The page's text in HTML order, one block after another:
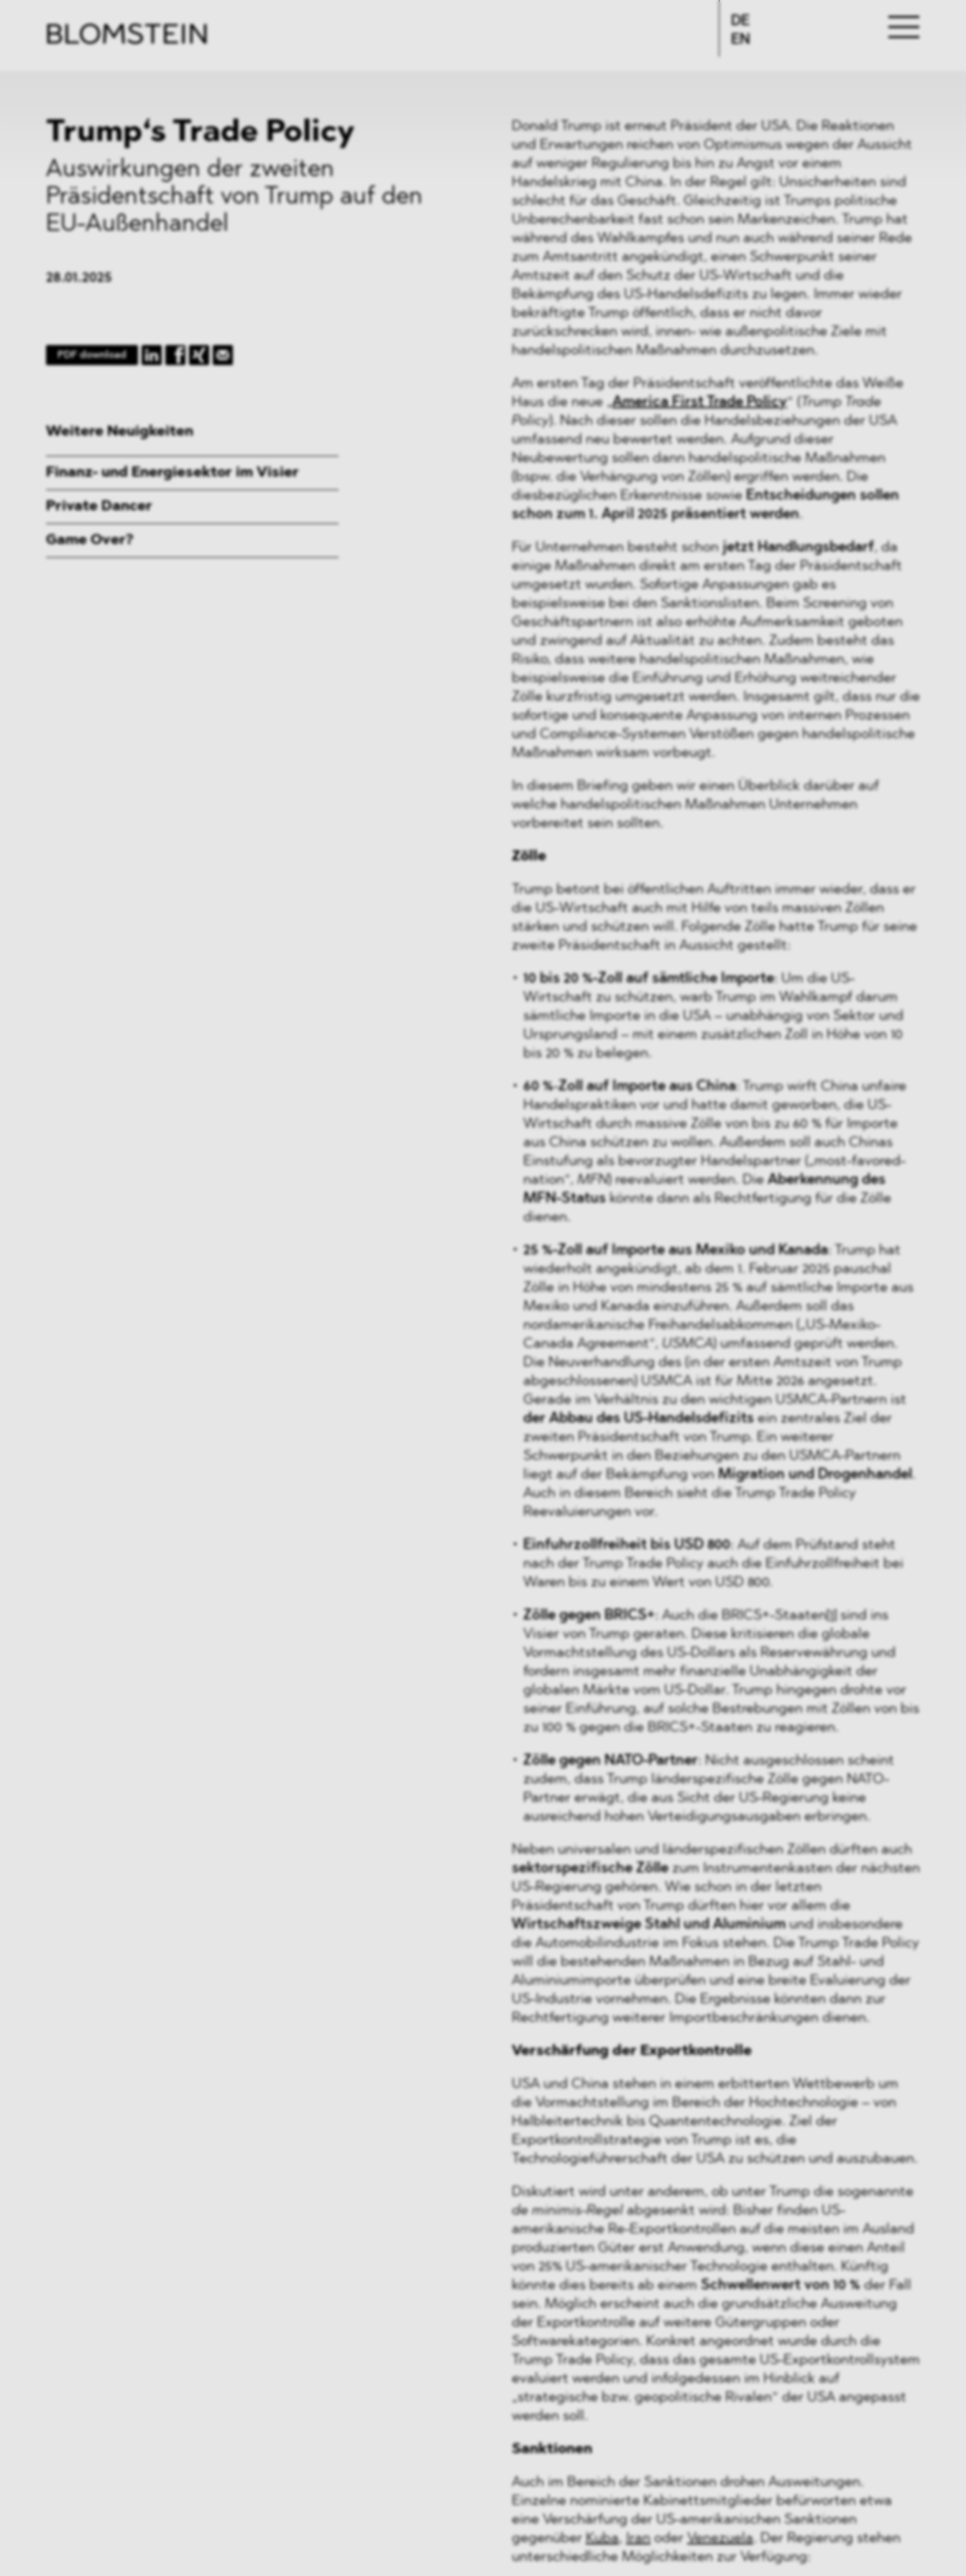
DE
EN
Trump‘s Trade Policy
Auswirkungen der zweiten
Präsidentschaft von Trump auf den
EU-Außenhandel
28.01.2025
PDF download
Donald Trump ist erneut Präsident der USA. Die Reaktionen
und Erwartungen reichen von Optimismus wegen der Aussicht
auf weniger Regulierung bis hin zu Angst vor einem
Handelskrieg mit China. In der Regel gilt: Unsicherheiten sind
schlecht für das Geschäft. Gleichzeitig ist Trumps politische
Unberechenbarkeit fast schon sein Markenzeichen. Trump hat
während des Wahlkampfes und nun auch während seiner Rede
zum Amtsantritt angekündigt, einen Schwerpunkt seiner
Amtszeit auf den Schutz der US-Wirtschaft und die
Bekämpfung des US-Handelsdefizits zu legen. Immer wieder
bekräftigte Trump öffentlich, dass er nicht davor
zurückschrecken wird, innen- wie außenpolitische Ziele mit
handelspolitischen Maßnahmen durchzusetzen.
Am ersten Tag der Präsidentschaft veröffentlichte das Weiße
Haus die neue „America First Trade Policy“ (
Trump Trade
Policy ). Nach dieser sollen die Handelsbeziehungen der USA
umfassend neu bewertet werden. Aufgrund dieser
Neubewertung sollen dann handelspolitische Maßnahmen
(bspw. die Verhängung von Zöllen) ergriffen werden. Die
diesbezüglichen Erkenntnisse sowieEntscheidungen sollen
schon zum 1. April 2025 präsentiert werden.
Für Unternehmen besteht schon jetzt Handlungsbedarf, da
einige Maßnahmen direkt am ersten Tag der Präsidentschaft
umgesetzt wurden. Sofortige Anpassungen gab es
beispielsweise bei den Sanktionslisten. Beim Screening von
Geschäftspartnern ist also erhöhte Aufmerksamkeit geboten
und zwingend auf Aktualität zu achten. Zudem besteht das
Risiko, dass weitere handelspolitischen Maßnahmen, wie
beispielsweise die Einführung und Erhöhung weitreichender
Zölle kurzfristig umgesetzt werden. Insgesamt gilt, dass nur die
sofortige und konsequente Anpassung von internen Prozessen
und Compliance-Systemen Verstößen gegen handelspolitische
Maßnahmen wirksam vorbeugt.
In diesem Briefing geben wir einen Überblick darüber auf
welche handelspolitischen Maßnahmen Unternehmen
vorbereitet sein sollten.
Zölle
Trump betont bei öffentlichen Auftritten immer wieder, dass er
die US-Wirtschaft auch mit Hilfe von teils massiven Zöllen
stärken und schützen will. Folgende Zölle hatte Trump für seine
zweite Präsidentschaft in Aussicht gestellt:
10 bis 20 %-Zoll auf sämtliche Importe: Um die US-
Wirtschaft zu schützen, warb Trump im Wahlkampf darum
sämtliche Importe in die USA – unabhängig von Sektor und
Ursprungsland – mit einem zusätzlichen Zoll in Höhe von 10
bis 20 % zu belegen.
60 %-Zoll auf Importe aus China: Trump wirft China unfaire
Handelspraktiken vor und hatte damit geworben, die US-
Wirtschaft durch massive Zölle von bis zu 60 % für Importe
aus China schützen zu wollen. Außerdem soll auch Chinas
Einstufung als bevorzugter Handelspartner („most-favored-
nation“, MFN) reevaluiert werden. DieAberkennung des
MFN-Statuskönnte dann als Rechtfertigung für die Zölle
dienen.
25 %-Zoll auf Importe aus Mexiko und Kanada: Trump hat
wiederholt angekündigt, ab dem 1. Februar 2025 pauschal
Zölle in Höhe von mindestens 25 % auf sämtliche Importe aus
Mexiko und Kanada einzuführen. Außerdem soll das
nordamerikanische Freihandelsabkommen („US-Mexiko-
Canada Agreement“, USMCA) umfassend geprüft werden.
Die Neuverhandlung des (in der ersten Amtszeit von Trump
abgeschlossenen) USMCA ist für Mitte 2026 angesetzt.
Gerade im Verhältnis zu den wichtigen USMCA-Partnern ist
der Abbau des US-Handelsdefizitsein zentrales Ziel der
zweiten Präsidentschaft von Trump. Ein weiterer
Schwerpunkt in den Beziehungen zu den USMCA-Partnern
liegt auf der Bekämpfung von Migration und Drogenhandel.
Auch in diesem Bereich sieht die Trump Trade Policy
Reevaluierungen vor.
Einfuhrzollfreiheit bis USD 800: Auf dem Prüfstand steht
nach der Trump Trade Policy auch die Einfuhrzollfreiheit bei
Waren bis zu einem Wert von USD 800.
Zölle gegen BRICS+: Auch die BRICS+-Staaten[1]
sind ins
Visier von Trump geraten. Diese kritisieren die globale
Vormachtstellung des US-Dollars als Reservewährung und
fordern insgesamt mehr finanzielle Unabhängigkeit der
globalen Märkte vom US-Dollar. Trump hingegen drohte vor
seiner Einführung, auf solche Bestrebungen mit Zöllen von bis
zu 100 % gegen die BRICS+-Staaten zu reagieren.
Zölle gegen NATO-Partner: Nicht ausgeschlossen scheint
zudem, dass Trump länderspezifische Zölle gegen NATO-
Partner erwägt, die aus Sicht der US-Regierung keine
ausreichend hohen Verteidigungsausgaben erbringen.
Neben universalen und länderspezifischen Zöllen dürften auch
sektorspezifische Zöllezum Instrumentenkasten der nächsten
US-Regierung gehören. Wie schon in der letzten
Präsidentschaft von Trump dürften hier vor allem die
Wirtschaftszweige Stahl und Aluminiumund insbesondere
die Automobilindustrie im Fokus stehen. Die Trump Trade Policy
will die bestehenden Maßnahmen in Bezug auf Stahl- und
Aluminiumimporte überprüfen und eine breite Evaluierung der
US-Industrie vornehmen. Die Ergebnisse könnten dann zur
Rechtfertigung weiterer Importbeschränkungen dienen.
Verschärfung der Exportkontrolle
USA und China stehen in einem erbitterten Wettbewerb um
die Vormachtstellung im Bereich der Hochtechnologie – von
Halbleitertechnik bis Quantentechnologie. Ziel der
Exportkontrollstrategie von Trump ist es, die
Technologieführerschaft der USA zu schützen und auszubauen.
Diskutiert wird unter anderem, ob unter Trump die sogenannte
de minimis-Regelabgesenkt wird: Bisher finden US-
amerikanische Re-Exportkontrollen auf die meisten im Ausland
produzierten Güter erst Anwendung, wenn diese einen Anteil
von 25% US-amerikanischer Technologie enthalten. Künftig
könnte dies bereits ab einem Schwellenwert von 10 %der Fall
sein. Möglich erscheint auch die grundsätzliche Ausweitung
der Exportkontrolle auf weitere Gütergruppen oder
Softwarekategorien. Konkret angeordnet wurde durch die
Trump Trade Policy, dass das gesamte US-Exportkontrollsystem
evaluiert werden und infolgedessen im Hinblick auf
„strategische bzw. geopolitische Rivalen“ der USA angepasst
werden soll.
Sanktionen
Auch im Bereich der Sanktionen drohen Ausweitungen.
Einzelne nominierte Kabinettsmitglieder befürworten etwa
eine Verschärfung der US-amerikanischen Sanktionen
gegenüber Kuba, IranoderVenezuela. Der Regierung stehen
unterschiedliche Möglichkeiten zur Verfügung:
Weitere Neuigkeiten
Finanz- und Energiesektor im Visier
Private Dancer
Game Over?